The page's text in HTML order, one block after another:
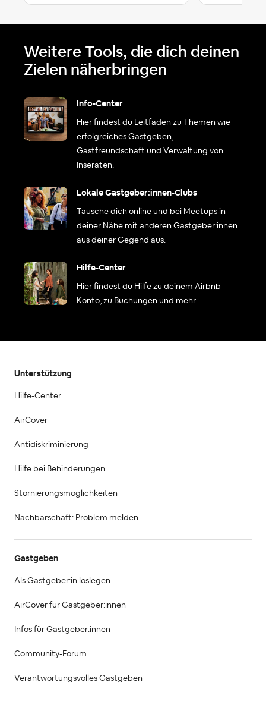
Weitere Tools, die dich deinen
Zielen näherbringen
Info-Center
Hier findest du Leitfäden zu Themen wie
erfolgreiches Gastgeben,
Gastfreundschaft und Verwaltung von
Inseraten.
Lokale Gastgeber:innen-Clubs
Tausche dich online und bei Meetups in
deiner Nähe mit anderen Gastgeber:innen
aus deiner Gegend aus.
Hilfe-Center
Hier findest du Hilfe zu deinem Airbnb-
Konto, zu Buchungen und mehr.
Unterstützung
Hilfe-Center
AirCover
Antidiskriminierung
Hilfe bei Behinderungen
Stornierungsmöglichkeiten
Nachbarschaft: Problem melden
Gastgeben
Als Gastgeber:in loslegen
AirCover für Gastgeber:innen
Infos für Gastgeber:innen
Community-Forum
Verantwortungsvolles Gastgeben